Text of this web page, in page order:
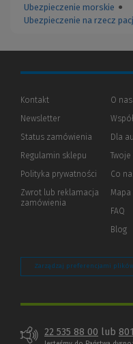
Ubezpieczenie morskie ●
Ubezpieczenie na rzecz
Kontakt
Newsletter
Status zamówienia
Regulamin sklepu
Polityka prywatności (Nowe
(Link
innej
Zwrot lub reklamacja
zamówienia
O nas
Dla
Co
FAQ
Blog
Zarządzaj preferencjami
22 535 88 00 lub